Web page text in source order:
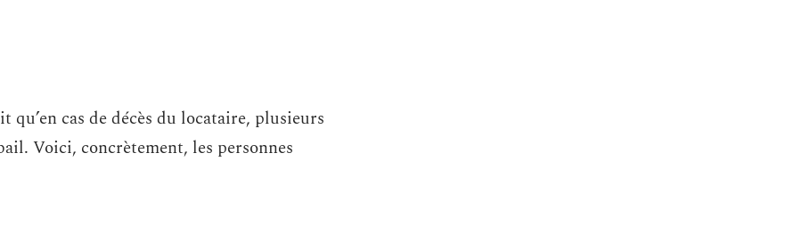
cas de décès du locataire, plusieurs
Voici, concrètement, les personnes